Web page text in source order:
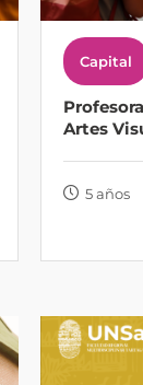
Capital
Artes
5 años